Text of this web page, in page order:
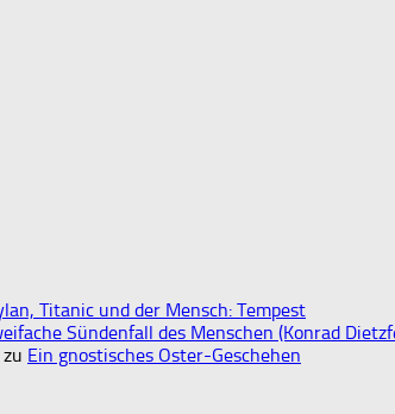
Titanic und der Mensch: Tempest
Sündenfall des Menschen (Konrad
zu Ein gnostisches Oster-Geschehen